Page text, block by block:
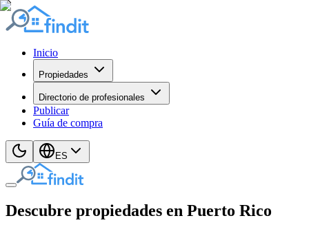
Inicio
Propiedades
Directorio de profesionales
Publicar
Guía de compra
ES
Descubre propiedades en Puerto Rico